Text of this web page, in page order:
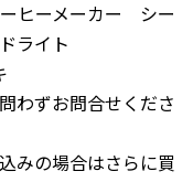
ヒーメーカー シー
ライト
わずお問合せくださ
みの場合はさらに買